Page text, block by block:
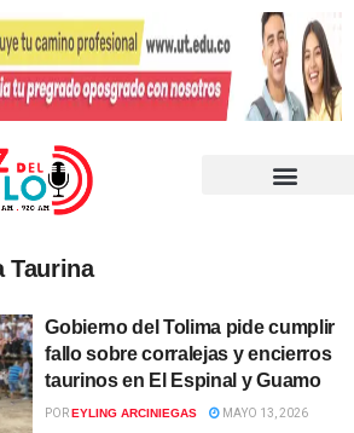
Taurina
Gobierno del Tolima pide cumplir
fallo sobre corralejas y encierros
taurinos en El Espinal y Guamo
POREYLING ARCINIEGAS MAYO 13, 2026